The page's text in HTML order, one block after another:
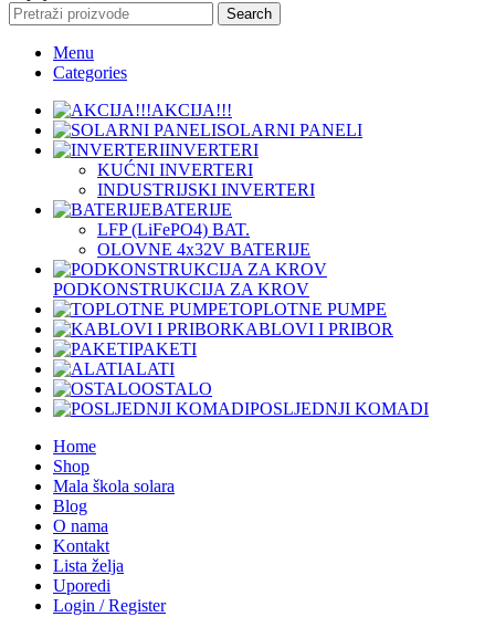
Search
Menu
Categories
AKCIJA!!!
SOLARNI PANELI
INVERTERI
KUĆNI INVERTERI
INDUSTRIJSKI INVERTERI
BATERIJE
LFP (LiFeРО4) BAT.
OLOVNE 4x32V BATERIJE
PODKONSTRUKCIJA ZA KROV
TOPLOTNE PUMPE
KABLOVI I PRIBOR
PAKETI
ALATI
OSTALO
POSLJEDNJI KOMADI
Home
Shop
Mala škola solara
Blog
O nama
Kontakt
Lista želja
Uporedi
Login / Register